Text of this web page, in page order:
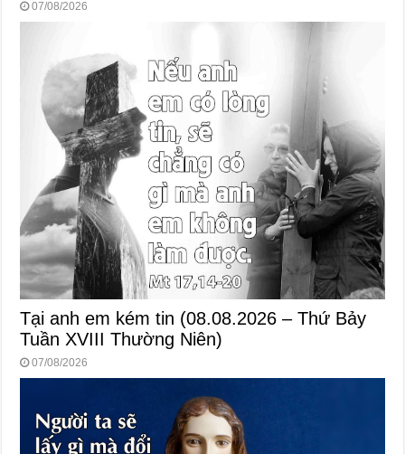
07/08/2026
Tại anh em kém tin (08.08.2026 – Thứ Bảy
Tuần XVIII Thường Niên)
07/08/2026